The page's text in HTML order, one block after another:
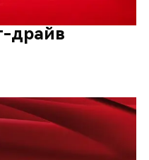
драйв